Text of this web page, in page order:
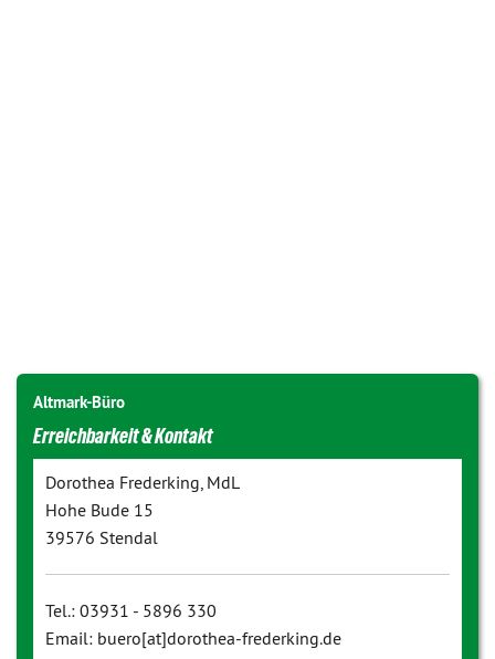
Altmark-Büro
Erreichbarkeit & Kontakt
Dorothea Frederking, MdL
Hohe Bude 15
39576 Stendal
Tel.: 03931 - 5896 330
Email: buero[at]dorothea-frederking.de